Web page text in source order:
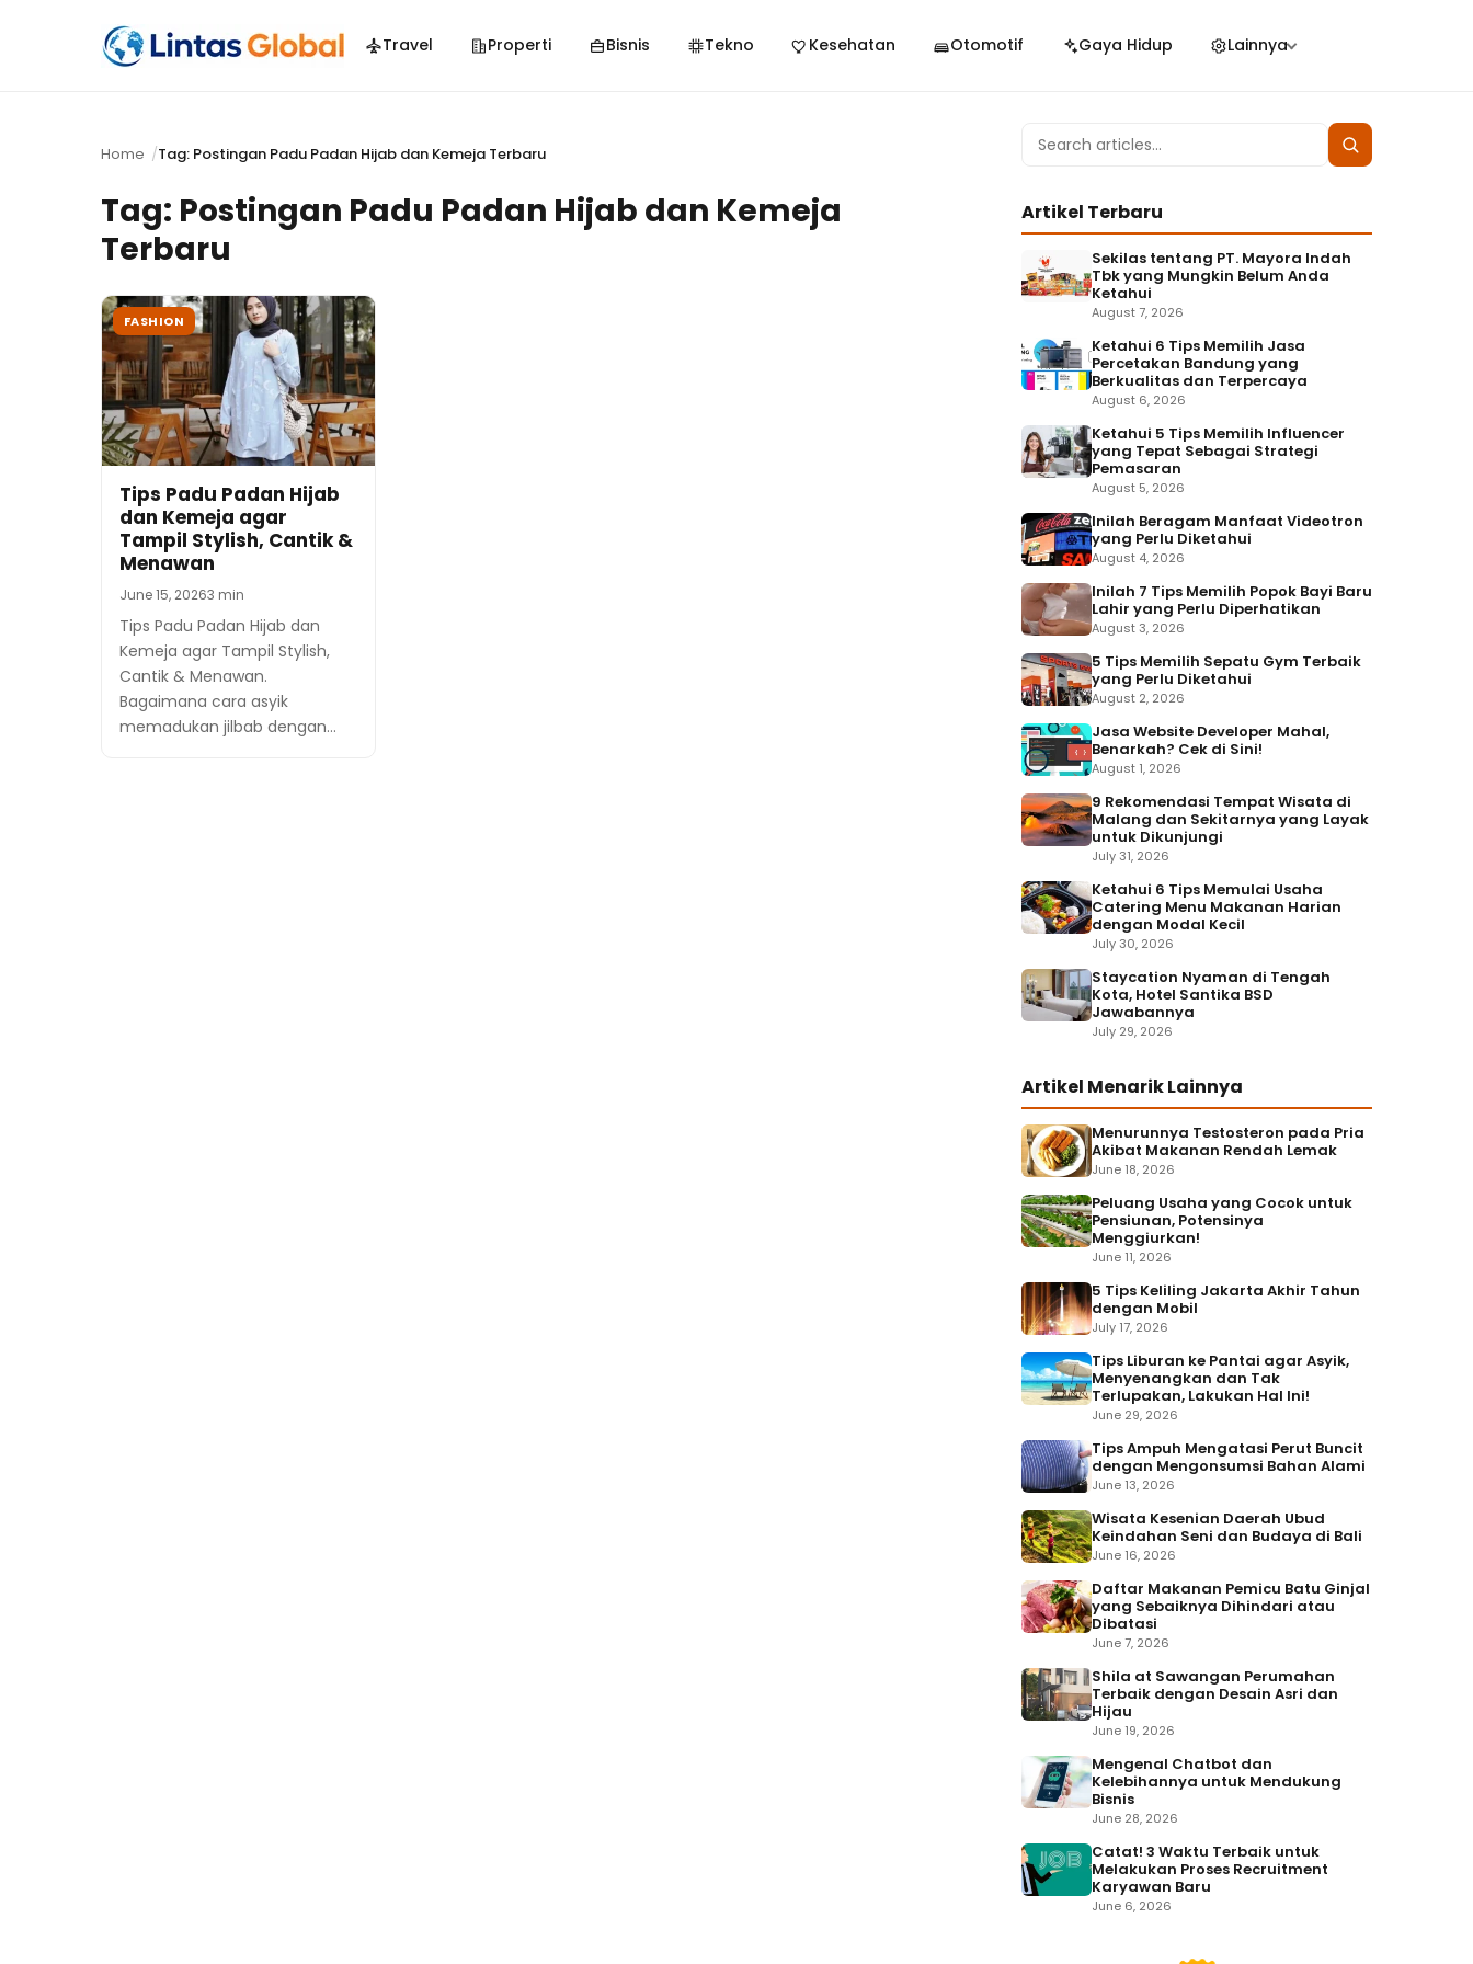
Travel Properti Bisnis Tekno Kesehatan Otomotif Gaya Hidup Lainnya
Home Tag: Postingan Padu Padan Hijab dan Kemeja Terbaru
Tag: Postingan Padu Padan Hijab dan Kemeja
Terbaru
FASHION
Tips Padu Padan Hijab
dan Kemeja agar
Tampil Stylish, Cantik &
Menawan
June 15, 20263 min
Tips Padu Padan Hijab dan
Kemeja agar Tampil Stylish,
Cantik & Menawan.
Bagaimana cara asyik
memadukan jilbab dengan…
Search
Search
Artikel Terbaru
Sekilas tentang PT. Mayora Indah
Tbk yang Mungkin Belum Anda
Ketahui
August 7, 2026
Ketahui 6 Tips Memilih Jasa
Percetakan Bandung yang
Berkualitas dan Terpercaya
August 6, 2026
Ketahui 5 Tips Memilih Influencer
yang Tepat Sebagai Strategi
Pemasaran
August 5, 2026
Inilah Beragam Manfaat Videotron
yang Perlu Diketahui
August 4, 2026
Inilah 7 Tips Memilih Popok Bayi Baru
Lahir yang Perlu Diperhatikan
August 3, 2026
5 Tips Memilih Sepatu Gym Terbaik
yang Perlu Diketahui
August 2, 2026
Jasa Website Developer Mahal,
Benarkah? Cek di Sini!
August 1, 2026
9 Rekomendasi Tempat Wisata di
Malang dan Sekitarnya yang Layak
untuk Dikunjungi
July 31, 2026
Ketahui 6 Tips Memulai Usaha
Catering Menu Makanan Harian
dengan Modal Kecil
July 30, 2026
Staycation Nyaman di Tengah
Kota, Hotel Santika BSD
Jawabannya
July 29, 2026
Artikel Menarik Lainnya
Menurunnya Testosteron pada Pria
Akibat Makanan Rendah Lemak
June 18, 2026
Peluang Usaha yang Cocok untuk
Pensiunan, Potensinya
Menggiurkan!
June 11, 2026
5 Tips Keliling Jakarta Akhir Tahun
dengan Mobil
July 17, 2026
Tips Liburan ke Pantai agar Asyik,
Menyenangkan dan Tak
Terlupakan, Lakukan Hal Ini!
June 29, 2026
Tips Ampuh Mengatasi Perut Buncit
dengan Mengonsumsi Bahan Alami
June 13, 2026
Wisata Kesenian Daerah Ubud
Keindahan Seni dan Budaya di Bali
June 16, 2026
Daftar Makanan Pemicu Batu Ginjal
yang Sebaiknya Dihindari atau
Dibatasi
June 7, 2026
Shila at Sawangan Perumahan
Terbaik dengan Desain Asri dan
Hijau
June 19, 2026
Mengenal Chatbot dan
Kelebihannya untuk Mendukung
Bisnis
June 28, 2026
Catat! 3 Waktu Terbaik untuk
Melakukan Proses Recruitment
Karyawan Baru
June 6, 2026